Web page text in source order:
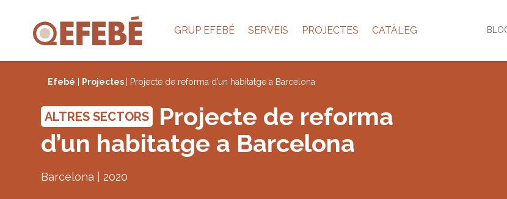
GRUP EFEBÉ SERVEIS PROJECTES CATÀLEG
Efebé Projectes | Projecte de reforma d’un habitatge a Barcelona
ALTRES SECTORS
Projecte de reforma
d’un habitatge a Barcelona
Barcelona | 2020